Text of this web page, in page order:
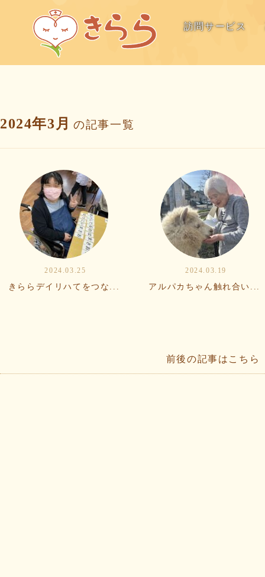
訪問サービス
2024年3月 の記事一覧
2024.03.25
きららデイリハてをつな...
2024.03.19
アルパカちゃん触れ合い...
前後の記事はこちら